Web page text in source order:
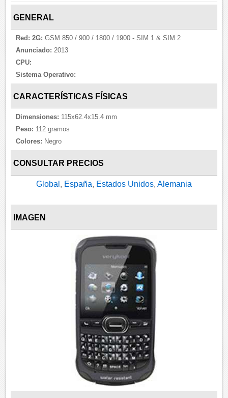
GENERAL
Red: 2G: GSM 850 / 900 / 1800 / 1900 - SIM 1 & SIM 2
Anunciado: 2013
CPU:
Sistema Operativo:
CARACTERÍSTICAS FÍSICAS
Dimensiones: 115x62.4x15.4 mm
Peso: 112 gramos
Colores: Negro
CONSULTAR PRECIOS
Global , España, Estados Unidos, Alemania
IMAGEN